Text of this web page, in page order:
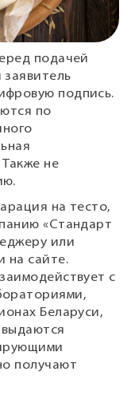
подачей
подпись.
по
не
на тесто,
«Стандарт
или
на сайте.
с
Беларуси,
получают